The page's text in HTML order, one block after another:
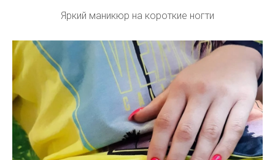
Яркий маникюр на короткие ногти